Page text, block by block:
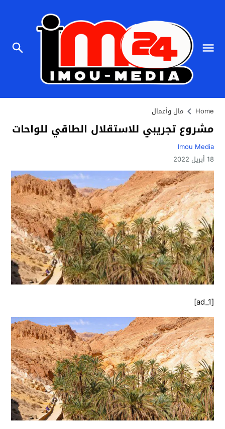
Home مال وأعمال
مشروع تجريبي للاستقلال الطاقي للواحات
Imou Media
18 أبريل 2022
[ad_1]